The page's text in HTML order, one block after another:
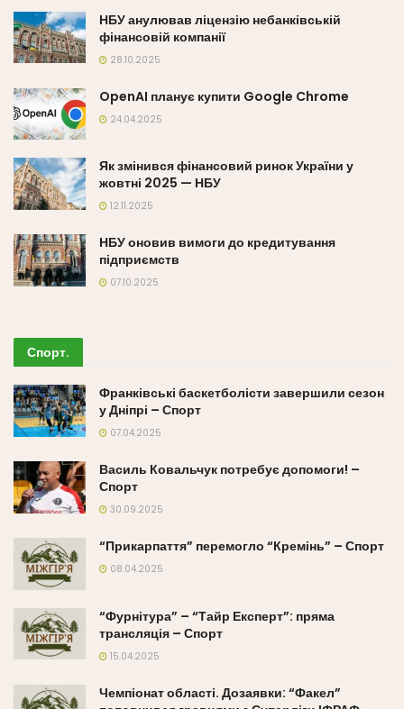
НБУ анулював ліцензію небанківській
фінансовій компанії
28.10.2025
OpenAI планує купити Google Chrome
24.04.2025
Як змінився фінансовий ринок України у
жовтні 2025 — НБУ
12.11.2025
НБУ оновив вимоги до кредитування
підприємств
07.10.2025
Спорт.
Франківські баскетболісти завершили сезон
у Дніпрі – Спорт
07.04.2025
Василь Ковальчук потребує допомоги! –
Спорт
30.09.2025
“Прикарпаття” перемогло “Кремінь” – Спорт
08.04.2025
“Фурнітура” – “Тайр Експерт”: пряма
трансляція – Спорт
15.04.2025
Чемпіонат області. Дозаявки: “Факел”